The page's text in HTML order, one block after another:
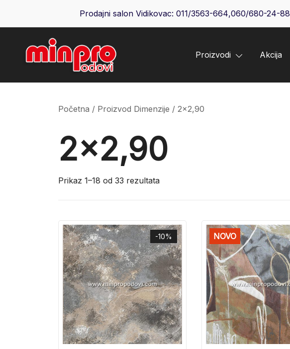
Prodajni salon Vidikovac: 011/3563-664,060/680-24-88
Minpro podovi
Proizvodi Akcija
Početna / Proizvod Dimenzije / 2x2,90
2x2,90
Prikaz 1–18 od 33 rezultata
-10% NOVO